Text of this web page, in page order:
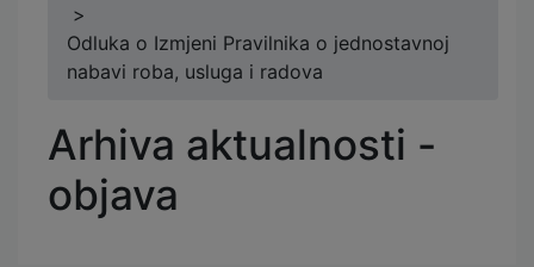
>
Odluka o Izmjeni Pravilnika o jednostavnoj
nabavi roba, usluga i radova
Arhiva aktualnosti -
objava